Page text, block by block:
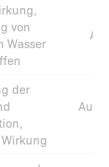
von
Wasser
der